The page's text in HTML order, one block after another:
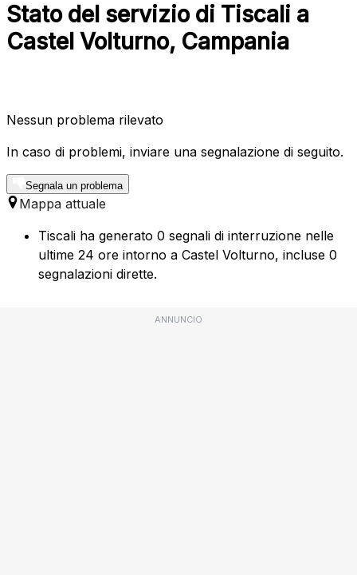
Stato del servizio di Tiscali a
Castel Volturno, Campania
Nessun problema rilevato
In caso di problemi, inviare una segnalazione di seguito.
Segnala un problema
Mappa attuale
Tiscali ha generato 0 segnali di interruzione nelle
ultime 24 ore intorno a Castel Volturno, incluse 0
segnalazioni dirette.
ANNUNCIO